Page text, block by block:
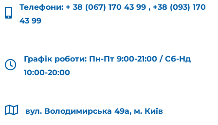
Телефони: + 38 (067) 170 43 99 , +38 (093) 170
43 99
Графік роботи: Пн-Пт 9:00-21:00 / Сб-Нд
10:00-20:00
вул. Володимирська 49а, м. Київ